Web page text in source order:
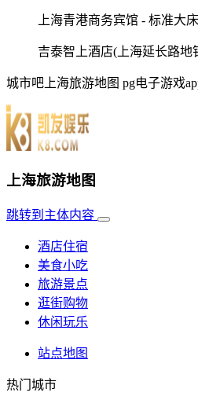
上海青港商务宾馆 - 标准大
吉泰智上酒店(上海延长路地
城市吧上海旅游地图 pg电子游戏
上海旅游地图
跳转到主体内容
酒店住宿
美食小吃
旅游景点
逛街购物
休闲玩乐
站点地图
热门城市